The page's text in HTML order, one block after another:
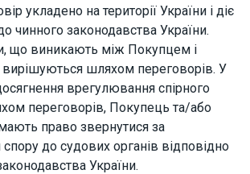
укладено на території України і діє
чинного законодавства України.
що виникають між Покупцем і
шляхом переговорів. У
врегулювання спірного
переговорів, Покупець та/або
право звернутися за
до судових органів відповідно
України.